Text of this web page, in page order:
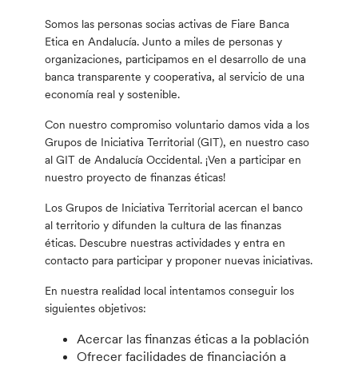
Somos las personas socias activas de Fiare Banca
Etica en Andalucía. Junto a miles de personas y
organizaciones, participamos en el desarrollo de una
banca transparente y cooperativa, al servicio de una
economía real y sostenible.
Con nuestro compromiso voluntario damos vida a los
Grupos de Iniciativa Territorial (GIT), en nuestro caso
al GIT de Andalucía Occidental. ¡Ven a participar en
nuestro proyecto de finanzas éticas!
Los Grupos de Iniciativa Territorial acercan el banco
al territorio y difunden la cultura de las finanzas
éticas. Descubre nuestras actividades y entra en
contacto para participar y proponer nuevas iniciativas.
En nuestra realidad local intentamos conseguir los
siguientes objetivos:
Acercar las finanzas éticas a la población
Ofrecer facilidades de financiación a